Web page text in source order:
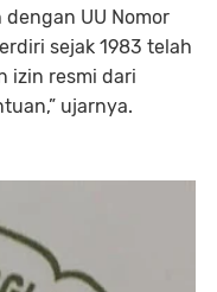
UU Nomor
sejak 1983 telah
izin resmi dari
ujarnya.